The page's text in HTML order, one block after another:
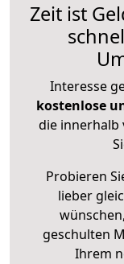
Zeit ist
Interesse
kostenlose
die innerhalb
Probieren
lieber
geschulten
Ihrem